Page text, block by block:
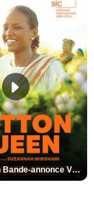
Cotton Queen Bande-annonce VO STFR